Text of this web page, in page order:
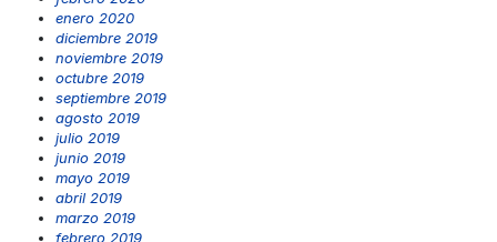
enero 2020
diciembre 2019
noviembre 2019
octubre 2019
septiembre 2019
agosto 2019
julio 2019
junio 2019
mayo 2019
abril 2019
marzo 2019
febrero 2019